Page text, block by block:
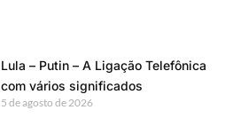
Lula – Putin – A Ligação Telefônica
com vários significados
5 de agosto de 2026